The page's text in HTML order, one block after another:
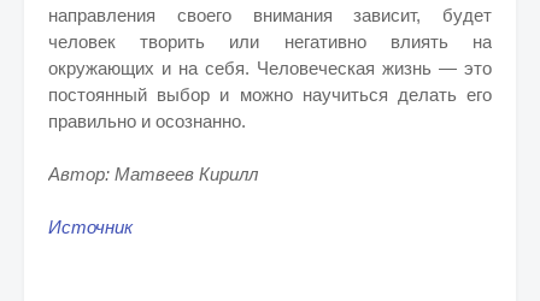
направления своего внимания зависит, будет
человек творить или негативно влиять на
окружающих и на себя. Человеческая жизнь — это
постоянный выбор и можно научиться делать его
правильно и осознанно.
Автор: Матвеев Кирилл
Источник